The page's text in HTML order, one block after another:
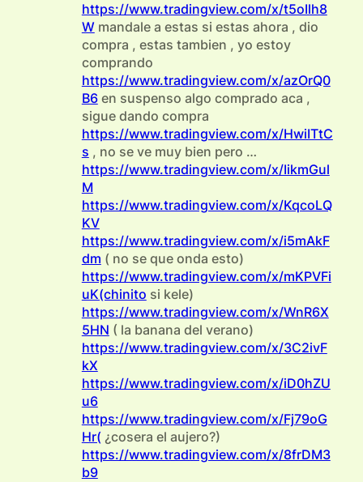
https://www.tradingview.com/x/t5oIlh8
Wmandale a estas si estas ahora , dio
compra , estas tambien , yo estoy
comprando
https://www.tradingview.com/x/azOrQ0
B6en suspenso algo comprado aca ,
sigue dando compra
https://www.tradingview.com/x/HwiITtC
s , no se ve muy bien pero …
https://www.tradingview.com/x/IikmGul
M
https://www.tradingview.com/x/KqcoLQ
KV
https://www.tradingview.com/x/i5mAkF
dm ( no se que onda esto)
https://www.tradingview.com/x/mKPVFi
uK(chinito si kele)
https://www.tradingview.com/x/WnR6X
5HN ( la banana del verano)
https://www.tradingview.com/x/3C2ivF
kX
https://www.tradingview.com/x/iD0hZU
u6
https://www.tradingview.com/x/Fj79oG
Hr(¿cosera el aujero?)
https://www.tradingview.com/x/8frDM3
b9